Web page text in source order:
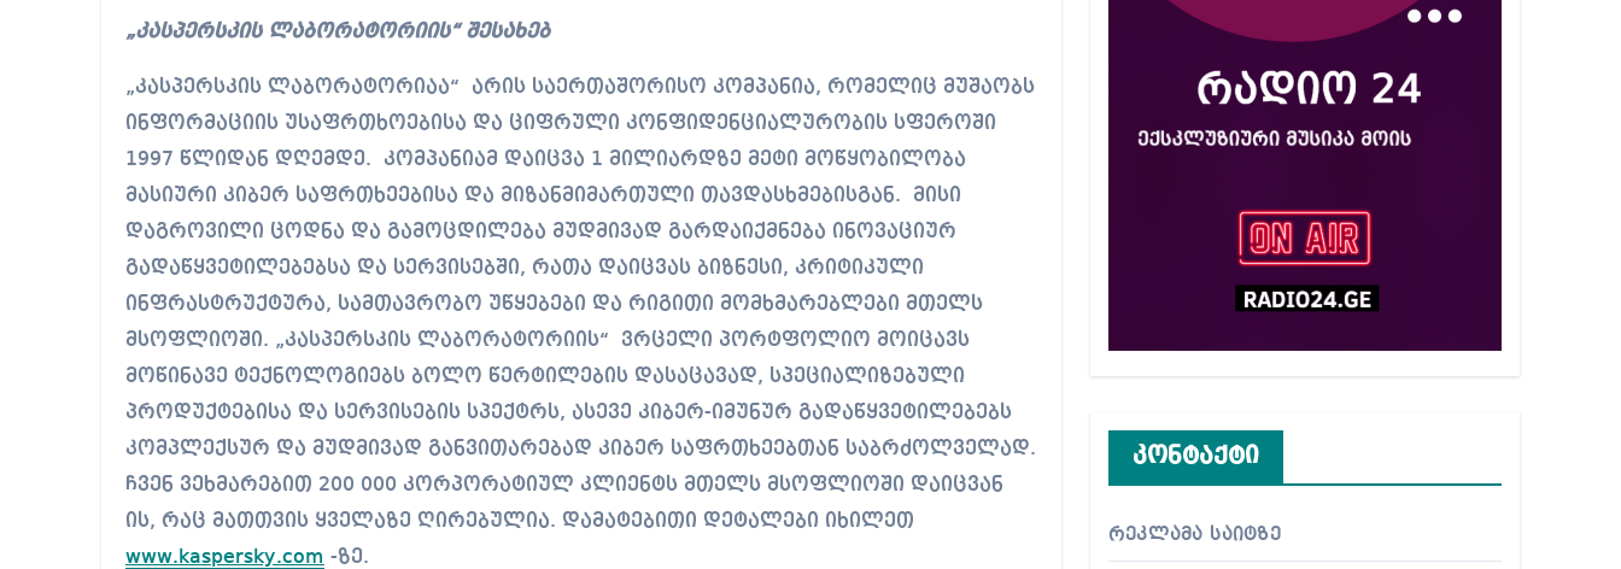
„კასპერსკის ლაბორატორიის“ შესახებ
„კასპერსკის ლაბორატორიაა“ არის საერთაშორისო კომპანია, რომელიც მუშაობს
ინფორმაციის უსაფრთხოებისა და ციფრული კონფიდენციალურობის სფეროში
1997 წლიდან დღემდე. კომპანიამ დაიცვა 1 მილიარდზე მეტი მოწყობილობა
მასიური კიბერ საფრთხეებისა და მიზანმიმართული თავდასხმებისგან. მისი
დაგროვილი ცოდნა და გამოცდილება მუდმივად გარდაიქმნება ინოვაციურ
გადაწყვეტილებებსა და სერვისებში, რათა დაიცვას ბიზნესი, კრიტიკული
ინფრასტრუქტურა, სამთავრობო უწყებები და რიგითი მომხმარებლები მთელს
მსოფლიოში. „კასპერსკის ლაბორატორიის“ ვრცელი პორტფოლიო მოიცავს
მოწინავე ტექნოლოგიებს ბოლო წერტილების დასაცავად, სპეციალიზებული
პროდუქტებისა და სერვისების სპექტრს, ასევე კიბერ-იმუნურ გადაწყვეტილებებს
კომპლექსურ და მუდმივად განვითარებად კიბერ საფრთხეებთან საბრძოლველად.
ჩვენ ვეხმარებით 200 000 კორპორატიულ კლიენტს მთელს მსოფლიოში დაიცვან
ის, რაც მათთვის ყველაზე ღირებულია. დამატებითი დეტალები იხილეთ
www.kaspersky.com -ზე.
კონტაქტი
რეკლამა საიტზე